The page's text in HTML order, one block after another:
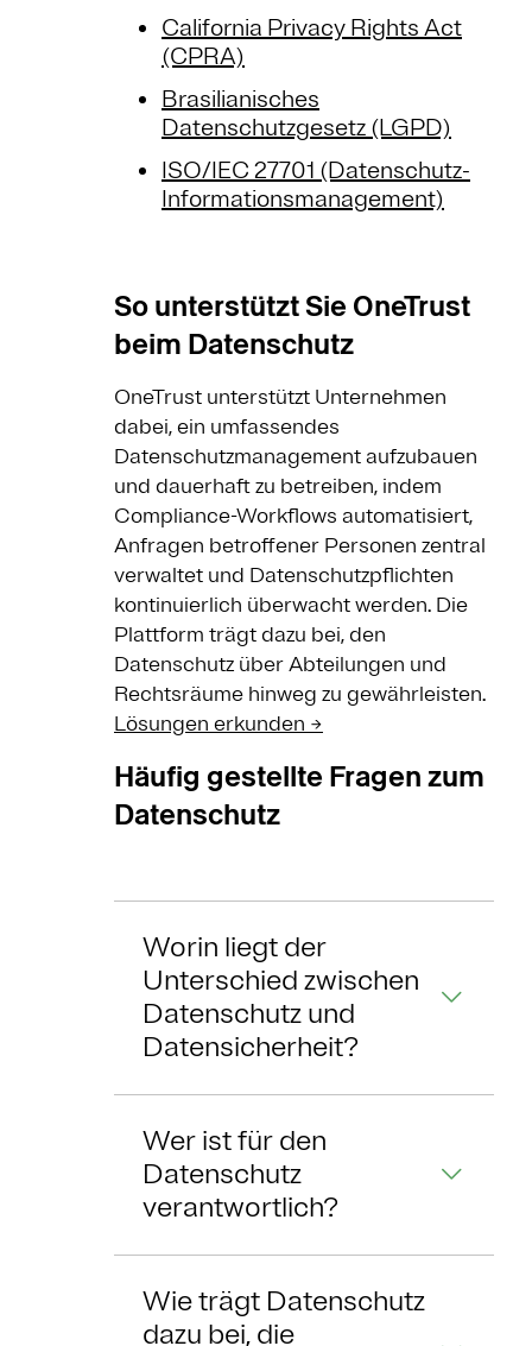
California Privacy Rights Act
(CPRA)
Brasilianisches
Datenschutzgesetz (LGPD)
ISO/IEC 27701 (Datenschutz-
Informationsmanagement)
So unterstützt Sie OneTrust
beim Datenschutz
OneTrust unterstützt Unternehmen
dabei, ein umfassendes
Datenschutzmanagement aufzubauen
und dauerhaft zu betreiben, indem
Compliance-Workflows automatisiert,
Anfragen betroffener Personen zentral
verwaltet und Datenschutzpflichten
kontinuierlich überwacht werden. Die
Plattform trägt dazu bei, den
Datenschutz über Abteilungen und
Rechtsräume hinweg zu gewährleisten.
Lösungen erkunden →
Häufig gestellte Fragen zum
Datenschutz
Worin liegt der
Unterschied zwischen
Datenschutz und
Datensicherheit?
Wer ist für den
Datenschutz
verantwortlich?
Wie trägt Datenschutz
dazu bei, die